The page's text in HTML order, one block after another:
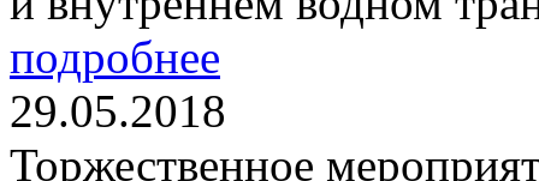
подробнее
29.05.2018
Торжественное